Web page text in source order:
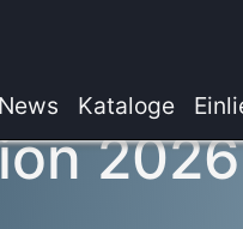
News Kataloge
2026